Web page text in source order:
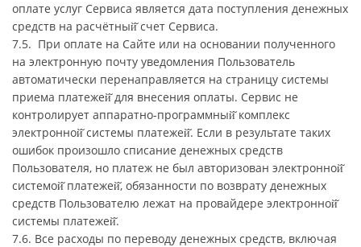
оплате услуг Сервиса является дата поступления денежных
средств на расчётный̆ счет Сервиса.
7.5. При оплате на Сайте или на основании полученного
на электронную почту уведомления Пользователь
автоматически перенаправляется на страницу системы
приема платежей̆ для внесения оплаты. Сервис не
контролирует аппаратно-программный̆ комплекс
электронной̆ системы платежей̆. Если в результате таких
ошибок произошло списание денежных средств
Пользователя, но платеж не был авторизован электронной̆
системой̆ платежей̆, обязанности по возврату денежных
средств Пользователю лежат на провайдере электронной̆
системы платежей̆.
7.6. Все расходы по переводу денежных средств, включая